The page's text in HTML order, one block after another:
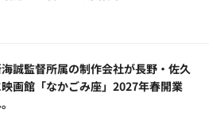
誠監督所属の制作会社が長野・佐久
画館「なかごみ座」2027年春開業